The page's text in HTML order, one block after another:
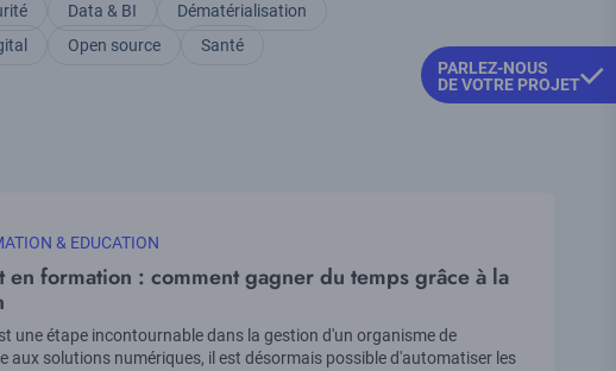
Data & BI
Dématérialisation
Open source Santé
& EDUCATION
en formation : comment gagner du temps grâce à la
une étape incontournable dans la gestion d'un organisme de
aux solutions numériques, il est désormais possible d'automatiser les
PARLEZ-NOUS
DE VOTRE PROJET